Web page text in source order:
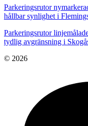
Parkeringsrutor
hållbar synlighet i
Parkeringsrutor
tydlig avgränsning i
© 2026